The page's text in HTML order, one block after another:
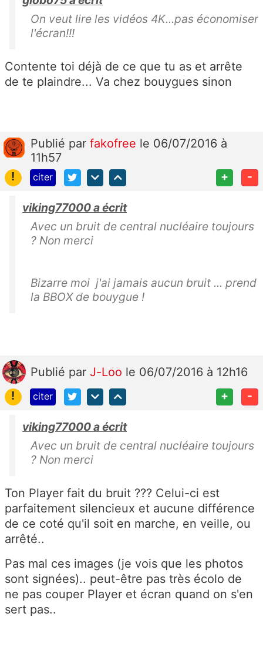
On veut lire les vidéos 4K...pas économiser
l'écran!!!
Contente toi déjà de ce que tu as et arrête
de te plaindre... Va chez bouygues sinon
Publié par fakofree le 06/07/2016 à
11h57
!
citer + -
viking77000 a écrit
Avec un bruit de central nucléaire toujours
? Non merci
Bizarre moi j'ai jamais aucun bruit ... prend
la BBOX de bouygue !
Publié par J-Loo le 06/07/2016 à 12h16
!
citer + -
viking77000 a écrit
Avec un bruit de central nucléaire toujours
? Non merci
Ton Player fait du bruit ??? Celui-ci est
parfaitement silencieux et aucune différence
de ce coté qu'il soit en marche, en veille, ou
arrêté..
Pas mal ces images (je vois que les photos
sont signées).. peut-être pas très écolo de
ne pas couper Player et écran quand on s'en
sert pas..